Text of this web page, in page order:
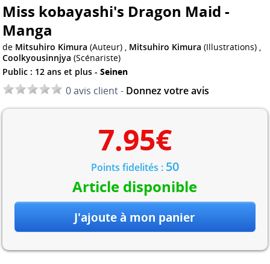
Miss kobayashi's Dragon Maid -
Manga
de Mitsuhiro Kimura (Auteur) , Mitsuhiro Kimura (Illustrations) ,
Coolkyousinnjya (Scénariste)
Public : 12 ans et plus -Seinen
0 avis client - Donnez votre avis
7.95€
Points fidelités : 50
Article disponible